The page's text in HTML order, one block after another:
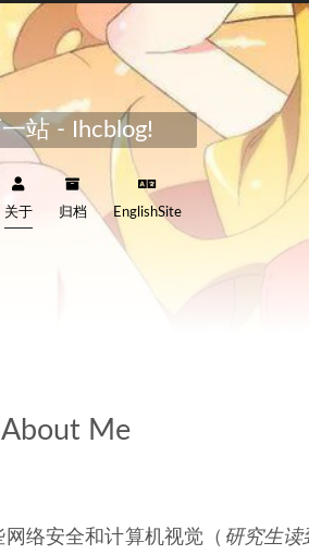
一站 - Ihcblog!
关于 归档 EnglishSite
About Me
络安全和计算机视觉（ 研究生读